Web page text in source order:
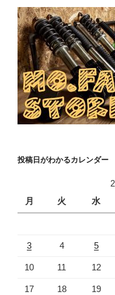
投稿日がわかるカレンダー
月
火 水
3 4 5
10 11 12
17 18 19